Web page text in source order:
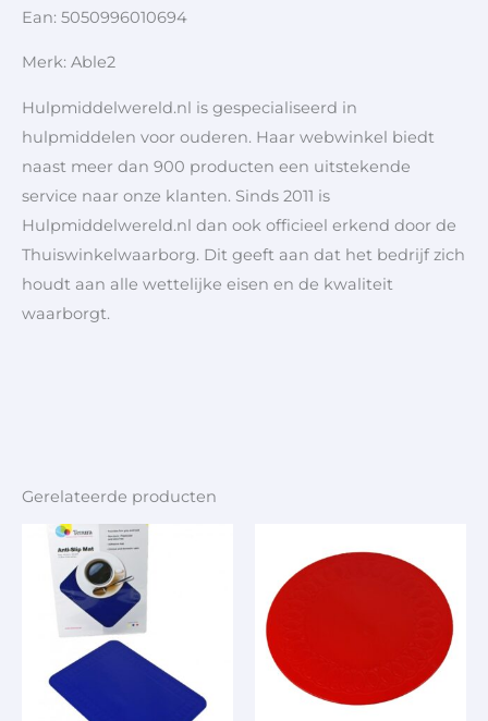
Ean: 5050996010694
Merk: Able2
Hulpmiddelwereld.nl is gespecialiseerd in
hulpmiddelen voor ouderen. Haar webwinkel biedt
naast meer dan 900 producten een uitstekende
service naar onze klanten. Sinds 2011 is
Hulpmiddelwereld.nl dan ook officieel erkend door de
Thuiswinkelwaarborg. Dit geeft aan dat het bedrijf zich
houdt aan alle wettelijke eisen en de kwaliteit
waarborgt.
Gerelateerde producten